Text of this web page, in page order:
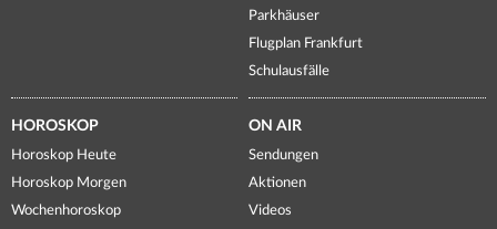
Parkhäuser
Flugplan Frankfurt
Schulausfälle
HOROSKOP
Horoskop Heute
Horoskop Morgen
Wochenhoroskop
ON AIR
Sendungen
Aktionen
Videos